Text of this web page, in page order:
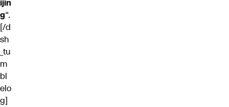
ijin
g“.
[/d
sh
_tu
m
bl
elo
g]